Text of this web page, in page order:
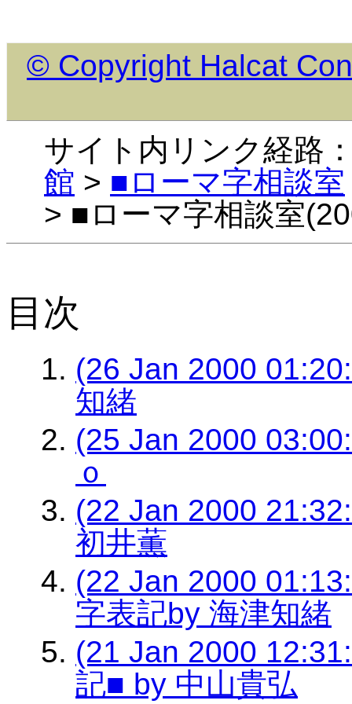
© Copyright Halcat
サイト内リンク経路
館 > ■ローマ字相談室
> ■ローマ字相談室
目次
(26 Jan 2000
知緒
(25 Jan 2000
ｏ
(22 Jan 2000
初井薫
(22 Jan 2000
字表記by 海津知緒
(21 Jan 2000
記■ by 中山貴弘